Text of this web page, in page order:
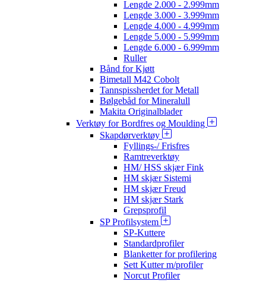
Lengde 2.000 - 2.999mm
Lengde 3.000 - 3.999mm
Lengde 4.000 - 4.999mm
Lengde 5.000 - 5.999mm
Lengde 6.000 - 6.999mm
Ruller
Bånd for Kjøtt
Bimetall M42 Cobolt
Tannspissherdet for Metall
Bølgebåd for Mineralull
Makita Originalblader
Verktøy for Bordfres og Moulding
Skapdørverktøy
Fyllings-/ Frisfres
Ramtreverktøy
HM/ HSS skjær Fink
HM skjær Sistemi
HM skjær Freud
HM skjær Stark
Grepsprofil
SP Profilsystem
SP-Kuttere
Standardprofiler
Blanketter for profilering
Sett Kutter m/profiler
Norcut Profiler